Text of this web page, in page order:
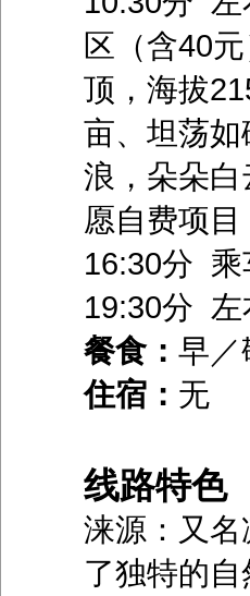
区（含40
顶，海拔
亩、坦荡
浪，朵朵
愿自费项
16:30分 乘
19:30分 左
餐食： 早
住宿： 无
线路特色
涞源：又
了独特的